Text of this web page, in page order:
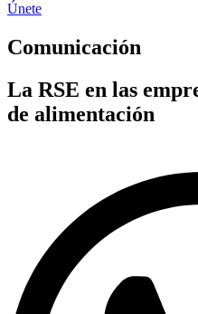
Únete
Comunicación
La RSE en las
de alimentación